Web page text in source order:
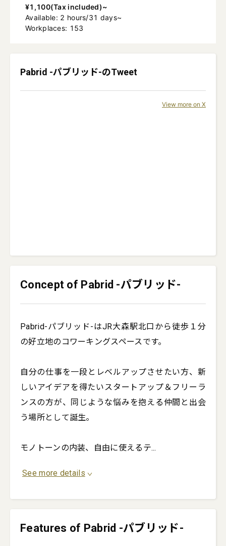
¥1,100(Tax included)~
Available: 2 hours/31 days~
Workplaces: 153
Pabrid -パブリッド-のTweet
View more on X
Concept of Pabrid -パブリッド-
Pabrid-パブリッド-はJR大森駅北口から徒歩１分
の好立地のコワーキングスペースです。
自分の仕事を一段とレベルアップさせたい方、新
しいアイデアを得たいスタートアップ＆フリーラ
ンスの方が、同じような悩みを抱える仲間と出会
う場所として誕生。
モノトーンの内装、自由に使えるテ...
See more details
Features of Pabrid -パブリッド-